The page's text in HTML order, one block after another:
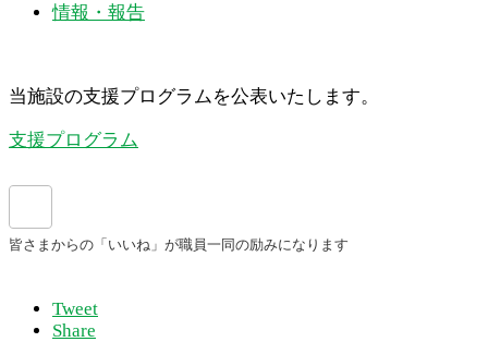
情報・報告
当施設の支援プログラムを公表いたします。
支援プログラム
Tweet
Share